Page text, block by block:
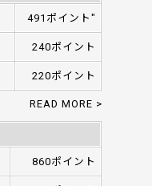
491ポイント"
240ポイント
220ポイント
READ MORE >
860ポイント